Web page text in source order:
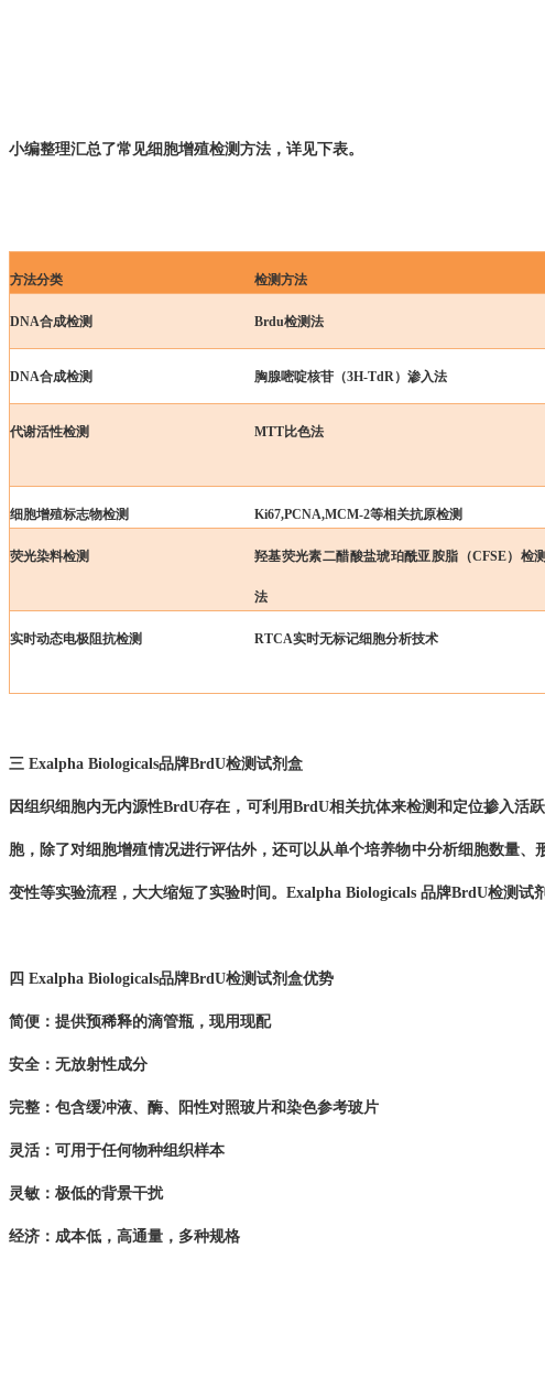
小编整理汇总了常见细胞增殖检测方法， 详见下表。
方法分类 检测方法
DNA合成检测 Brdu检测法
DNA合成检测 胸腺嘧啶核苷（3H-TdR）渗入法
代谢活性检测 MTT比色法
细胞增殖标志物检测 Ki67,PCNA,MCM-2等相关抗原检测
荧光染料检测 羟基荧光素二醋酸盐琥珀酰亚胺脂（CFSE）检测
法
实时动态电极阻抗检测 RTCA实时无标记细胞分析技术
三 Exalpha Biologicals品牌BrdU检测试剂盒
因组织细胞内无内源性BrdU存在，可利用BrdU相关抗体来检测和定位掺入活
胞，除了对细胞增殖情况进行评估外，还可以从单个培养物中分析细胞数量、
变性等实验流程 ，大大缩短了实验时间。 Exalpha Biologicals 品牌BrdU检测试
四 Exalpha Biologicals品牌BrdU检测试剂盒优势
简便：提供预稀释的滴管瓶，现用现配
安全：无放射性成分
完整：包含缓冲液、酶、阳性对照玻片和染色参考玻片
灵活： 可用于任何物种组织样本
灵敏： 极低的背景干扰
经济：成本低， 高通量，多种规格